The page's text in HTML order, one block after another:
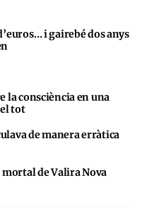
i gairebé dos anys
la consciència en una
tot
de manera erràtica
mortal de Valira Nova